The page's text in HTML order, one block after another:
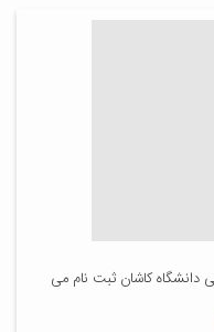
دانشگاه کاشان ثبت نام می